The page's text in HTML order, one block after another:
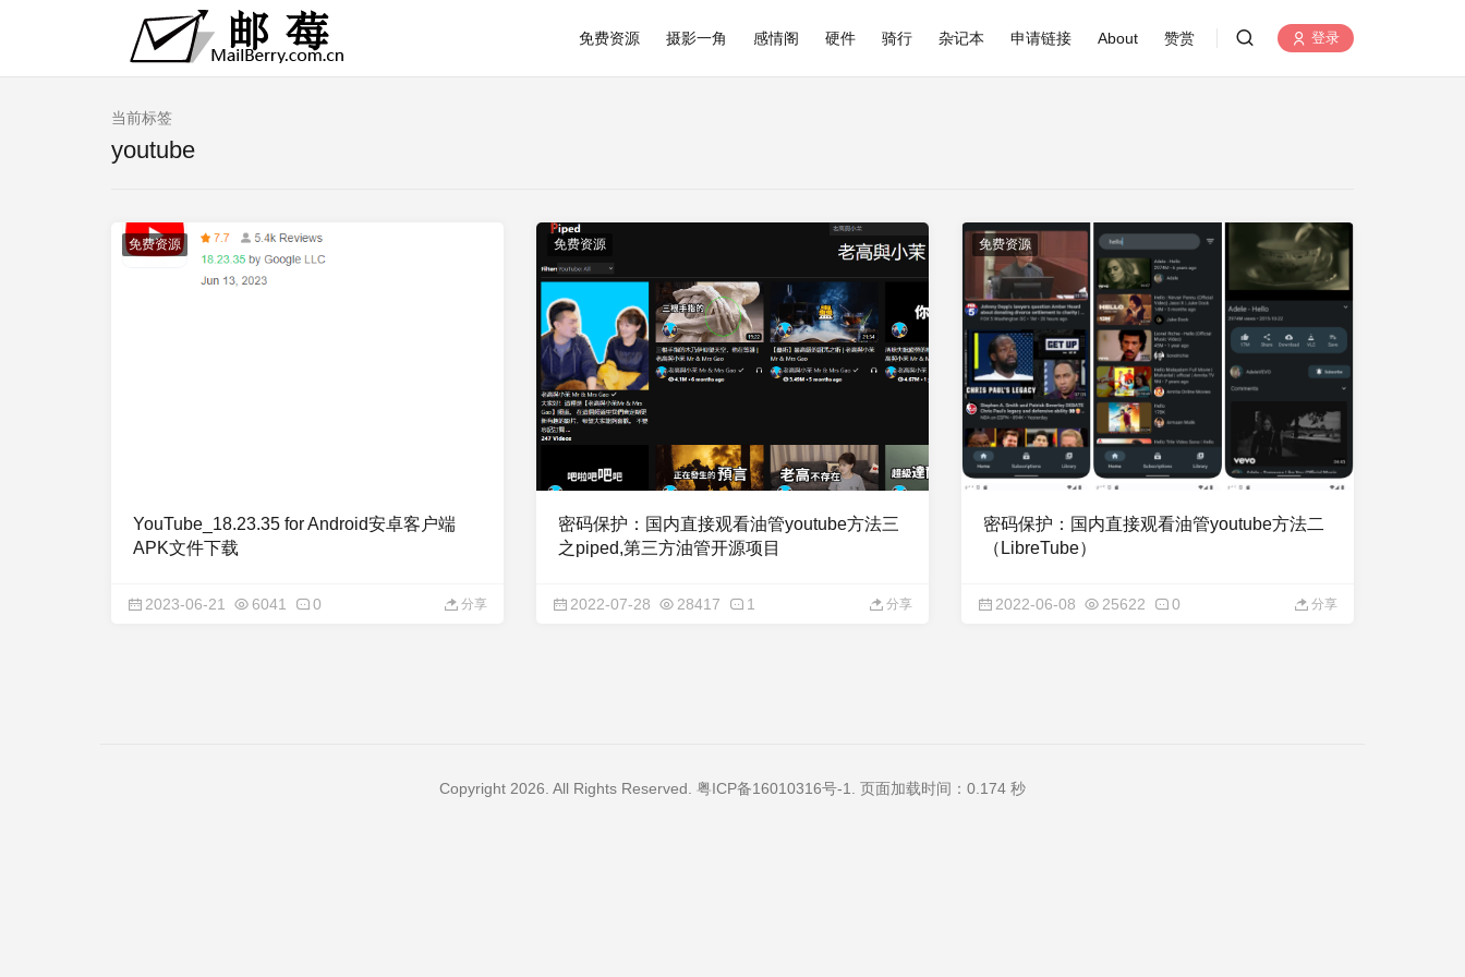
免费资源 摄影一角 感情阁 硬件 骑行 杂记本 申请链接 About 赞赏 登录
当前标签
youtube
免费资源
YouTube_18.23.35 for Android安卓客户端
APK文件下载
2023-06-21 6041 0 分享
免费资源
密码保护：国内直接观看油管youtube方法三
之piped,第三方油管开源项目
2022-07-28 28417 1 分享
免费资源
密码保护：国内直接观看油管youtube方法二
（LibreTube）
2022-06-08 25622 0 分享
Copyright 2026. All Rights Reserved. 粤ICP备16010316号-1 . 页面加载时间：0.174 秒